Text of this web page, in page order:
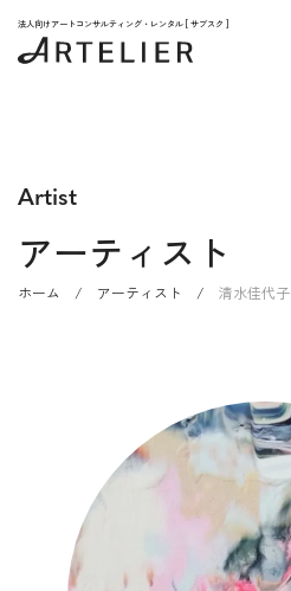
法人向けアートコンサルティング・レンタル [ サブスク ]
Artist
アーティスト
ホーム / アーティスト / 清水佳代子